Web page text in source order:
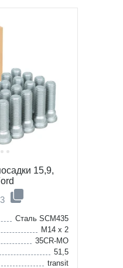
15,9,
Сталь SCM435
M14 x 2
35CR-MO
51,5
transit